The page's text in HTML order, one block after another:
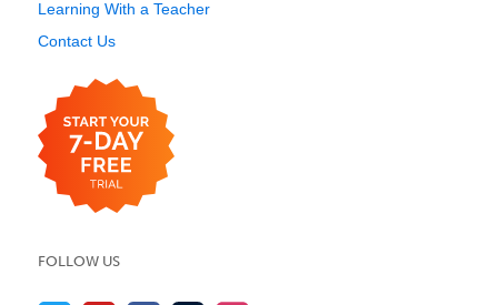
Learning With a Teacher
Contact Us
FOLLOW US